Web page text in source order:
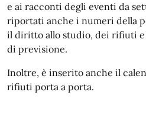
e ai racconti degli eventi da
riportati anche i numeri della
il diritto allo studio, dei rifiuti
di previsione.
Inoltre, è inserito anche il
rifiuti porta a porta.